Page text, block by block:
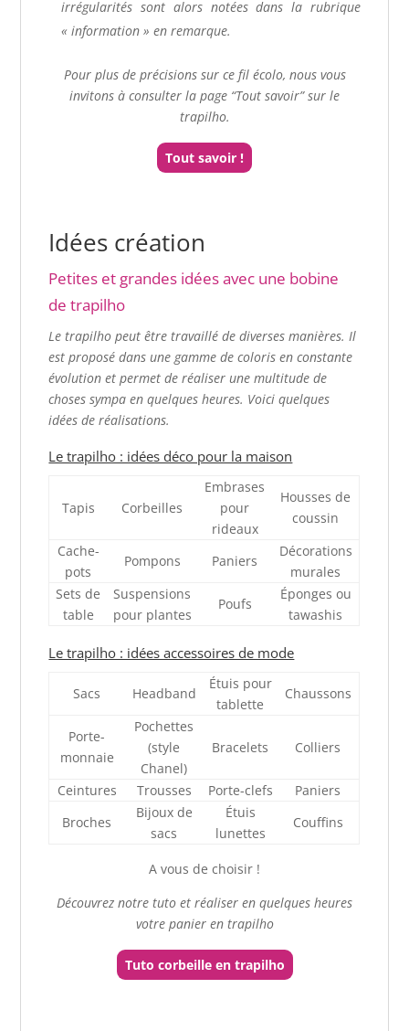
irrégularités sont alors notées dans la rubrique
« information » en remarque.
Pour plus de précisions sur ce fil écolo, nous vous
invitons à consulter la page “Tout savoir” sur le
trapilho.
Tout savoir !
Idées création
Petites et grandes idées avec une bobine
de trapilho
Le trapilho peut être travaillé de diverses manières. Il
est proposé dans une gamme de coloris en constante
évolution et permet de réaliser une multitude de
choses sympa en quelques heures. Voici quelques
idées de réalisations.
Le trapilho : idées déco pour la maison
Tapis Corbeilles
Embrases
pour
rideaux
Housses de
coussin
Cache-
pots
Pompons Paniers
Décorations
murales
Sets de
table
Suspensions
pour plantes
Poufs
Éponges ou
tawashis
Le trapilho : idées accessoires de mode
Sacs Headband
Étuis pour
tablette
Chaussons
Porte-
monnaie
Pochettes
(style
Chanel)
Bracelets Colliers
Ceintures Trousses Porte-clefs
Paniers
Broches
Bijoux de
sacs
Étuis
lunettes
Couffins
A vous de choisir !
Découvrez notre tuto et réaliser en quelques heures
votre panier en trapilho
Tuto corbeille en trapilho